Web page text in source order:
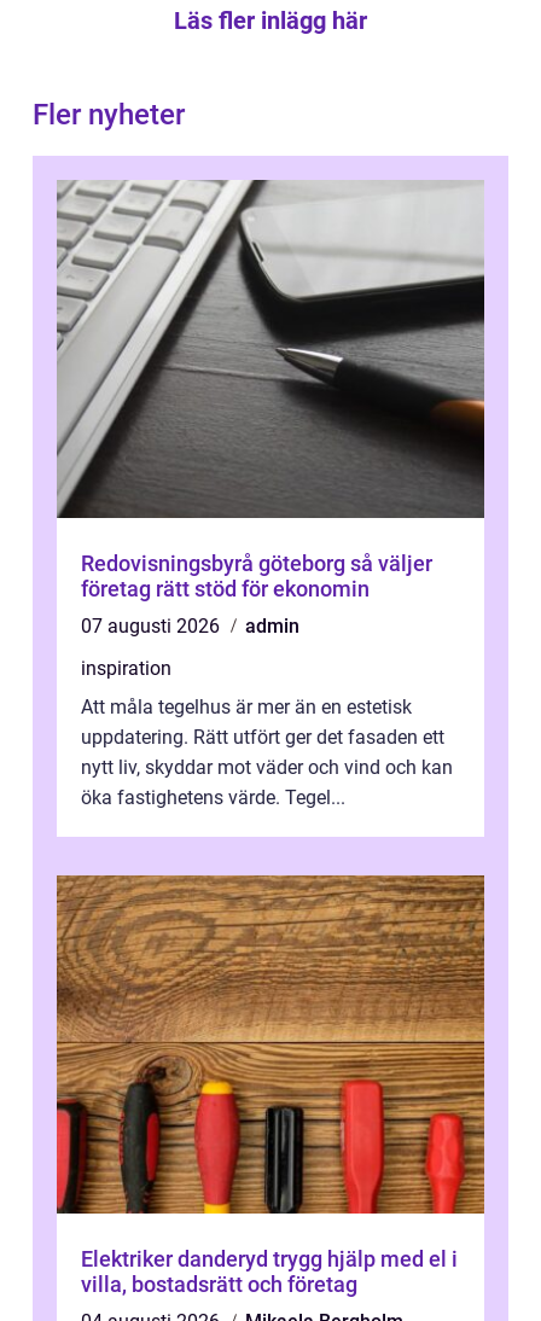
Läs fler inlägg här
Fler nyheter
Redovisningsbyrå göteborg så väljer
företag rätt stöd för ekonomin
07 augusti 2026
admin
inspiration
Att måla tegelhus är mer än en estetisk
uppdatering. Rätt utfört ger det fasaden ett
nytt liv, skyddar mot väder och vind och kan
öka fastighetens värde. Tegel...
Elektriker danderyd trygg hjälp med el i
villa, bostadsrätt och företag